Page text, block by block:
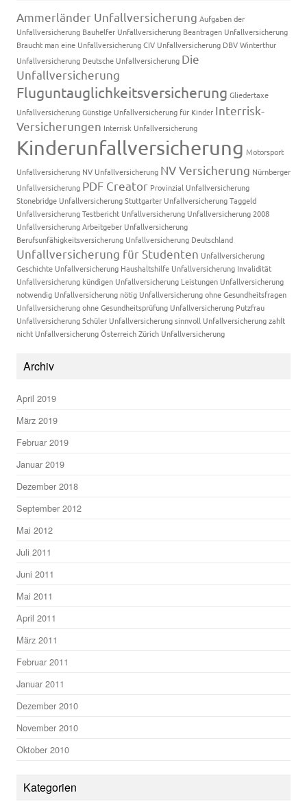
Ammerländer Unfallversicherung Aufgaben der
Unfallversicherung Bauhelfer Unfallversicherung Beantragen Unfallversicherung
Braucht man eine UnfallversicherungCIV Unfallversicherung DBV Winterthur
Unfallversicherung Deutsche Unfallversicherung Die
Unfallversicherung
Fluguntauglichkeitsversicherung Gliedertaxe
UnfallversicherungGünstige Unfallversicherung für Kinder Interrisk-
Versicherungen Interrisk Unfallversicherung
Kinderunfallversicherung Motorsport
Unfallversicherung NV Unfallversicherung NV Versicherung Nürnberger
Unfallversicherung PDF Creator Provinzial Unfallversicherung
Stonebridge UnfallversicherungStuttgarter UnfallversicherungTaggeld
UnfallversicherungTestbericht Unfallversicherung Unfallversicherung 2008
Unfallversicherung Arbeitgeber Unfallversicherung
Berufsunfähigkeitsversicherung Unfallversicherung Deutschland
Unfallversicherung für Studenten Unfallversicherung
Geschichte Unfallversicherung Haushaltshilfe Unfallversicherung Invalidität
Unfallversicherung kündigen Unfallversicherung Leistungen Unfallversicherung
notwendig Unfallversicherung nötig Unfallversicherung ohne Gesundheitsfragen
Unfallversicherung ohne Gesundheitsprüfung Unfallversicherung Putzfrau
Unfallversicherung Schüler Unfallversicherung sinnvoll Unfallversicherung zahlt
nicht Unfallversicherung ÖsterreichZürich Unfallversicherung
Archiv
April 2019
März 2019
Februar 2019
Januar 2019
Dezember 2018
September 2012
Mai 2012
Juli 2011
Juni 2011
Mai 2011
April 2011
März 2011
Februar 2011
Januar 2011
Dezember 2010
November 2010
Oktober 2010
Kategorien